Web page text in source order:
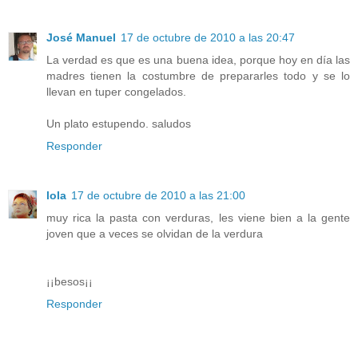
José Manuel 17 de octubre de 2010 a las 20:47
La verdad es que es una buena idea, porque hoy en día las
madres tienen la costumbre de prepararles todo y se lo
llevan en tuper congelados.
Un plato estupendo. saludos
Responder
lola 17 de octubre de 2010 a las 21:00
muy rica la pasta con verduras, les viene bien a la gente
joven que a veces se olvidan de la verdura
¡¡besos¡¡
Responder